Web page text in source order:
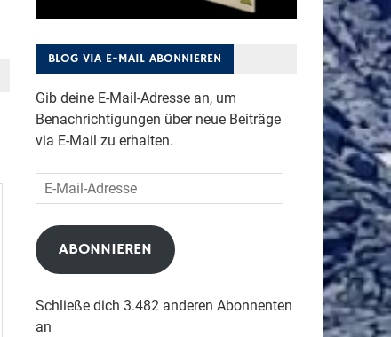
BLOG VIA E-MAIL ABONNIEREN
Gib deine E-Mail-Adresse an, um
Benachrichtigungen über neue Beiträge
via E-Mail zu erhalten.
E-
Mail-
Adresse
ABONNIEREN
Schließe dich 3.482 anderen Abonnenten
an